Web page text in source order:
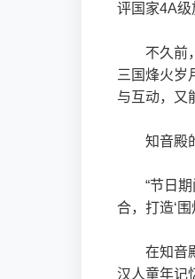
评国家4A级
不久前
三国烽火岁
与互动，又
知音殿
“节日
合，打造‘
在知音
汉人童年记